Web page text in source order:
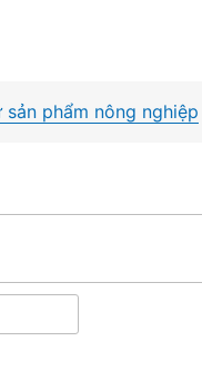
phẩm nông nghiệp